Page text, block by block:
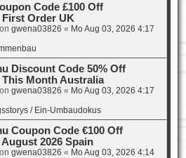
Code £100 Off
First Order UK
gwena03826 « Mo Aug 03, 2026 4:17
Discount Code 50% Off
This Month Australia
gwena03826 « Mo Aug 03, 2026 4:17
/ Ein-Umbaudokus
Coupon Code €100 Off
August 2026 Spain
gwena03826 « Mo Aug 03, 2026 4:14